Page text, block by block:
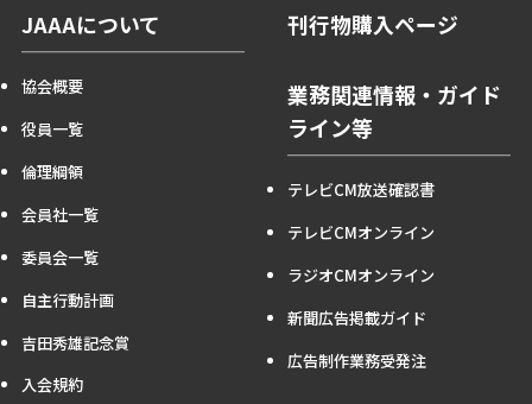
JAAAについて
協会概要
役員一覧
倫理綱領
会員社一覧
委員会一覧
自主行動計画
吉田秀雄記念賞
入会規約
刊行物購入ページ
業務関連情報・ガイド
ライン等
テレビCM放送確認書
テレビCMオンライン
ラジオCMオンライン
新聞広告掲載ガイド
広告制作業務受発注